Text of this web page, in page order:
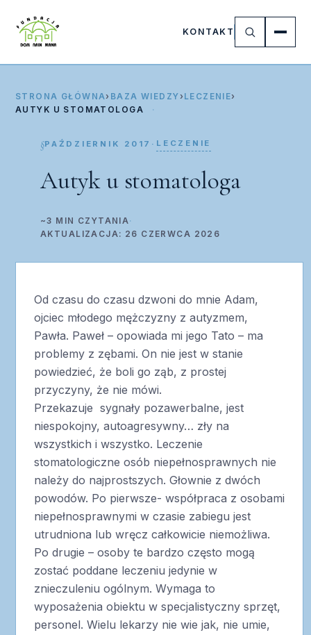
KONTAKT
STRONA GŁÓWNA› BAZA WIEDZY› LECZENIE›
AUTYK U STOMATOLOGA
PAŹDZIERNIK 2017 · LECZENIE
Autyk u stomatologa
~3 MIN CZYTANIA·
AKTUALIZACJA: 26 CZERWCA 2026
Od czasu do czasu dzwoni do mnie Adam,
ojciec młodego mężczyzny z autyzmem,
Pawła. Paweł – opowiada mi jego Tato – ma
problemy z zębami. On nie jest w stanie
powiedzieć, że boli go ząb, z prostej
przyczyny, że nie mówi.
Przekazuje sygnały pozawerbalne, jest
niespokojny, autoagresywny… zły na
wszystkich i wszystko. Leczenie
stomatologiczne osób niepełnosprawnych nie
należy do najprostszych. Głownie z dwóch
powodów. Po pierwsze- współpraca z osobami
niepełnosprawnymi w czasie zabiegu jest
utrudniona lub wręcz całkowicie niemożliwa.
Po drugie – osoby te bardzo często mogą
zostać poddane leczeniu jedynie w
znieczuleniu ogólnym. Wymaga to
wyposażenia obiektu w specjalistyczny sprzęt,
personel. Wielu lekarzy nie wie jak, nie umie,